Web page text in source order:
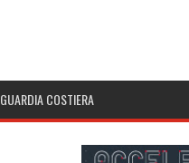
GUARDIA COSTIERA